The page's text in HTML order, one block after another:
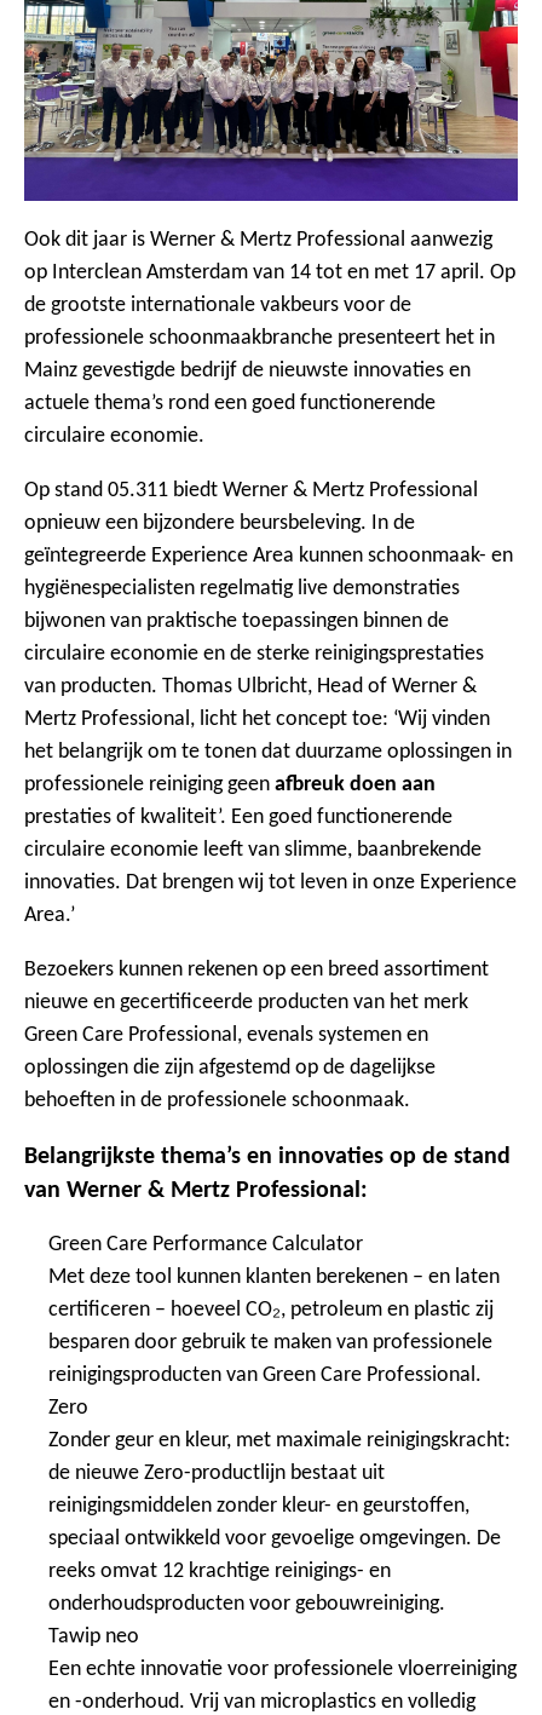
Ook dit jaar is Werner & Mertz Professional aanwezig
op Interclean Amsterdam van 14 tot en met 17 april. Op
de grootste internationale vakbeurs voor de
professionele schoonmaakbranche presenteert het in
Mainz gevestigde bedrijf de nieuwste innovaties en
actuele thema’s rond een goed functionerende
circulaire economie.
Op stand 05.311 biedt Werner & Mertz Professional
opnieuw een bijzondere beursbeleving. In de
geïntegreerde Experience Area kunnen schoonmaak- en
hygiënespecialisten regelmatig live demonstraties
bijwonen van praktische toepassingen binnen de
circulaire economie en de sterke reinigingsprestaties
van producten. Thomas Ulbricht, Head of Werner &
Mertz Professional, licht het concept toe: ‘Wij vinden
het belangrijk om te tonen dat duurzame oplossingen in
professionele reiniging geenafbreuk doen aan
prestaties of kwaliteit’. Een goed functionerende
circulaire economie leeft van slimme, baanbrekende
innovaties. Dat brengen wij tot leven in onze Experience
Area.’
Bezoekers kunnen rekenen op een breed assortiment
nieuwe en gecertificeerde producten van het merk
Green Care Professional, evenals systemen en
oplossingen die zijn afgestemd op de dagelijkse
behoeften in de professionele schoonmaak.
Belangrijkste thema’s en innovaties op de stand
van Werner & Mertz Professional:
Green Care Performance Calculator
Met deze tool kunnen klanten berekenen – en laten
certificeren – hoeveel CO₂, petroleum en plastic zij
besparen door gebruik te maken van professionele
reinigingsproducten van Green Care Professional.
Zero
Zonder geur en kleur, met maximale reinigingskracht:
de nieuwe Zero-productlijn bestaat uit
reinigingsmiddelen zonder kleur- en geurstoffen,
speciaal ontwikkeld voor gevoelige omgevingen. De
reeks omvat 12 krachtige reinigings- en
onderhoudsproducten voor gebouwreiniging.
Tawip neo
Een echte innovatie voor professionele vloerreiniging
en -onderhoud. Vrij van microplastics en volledig